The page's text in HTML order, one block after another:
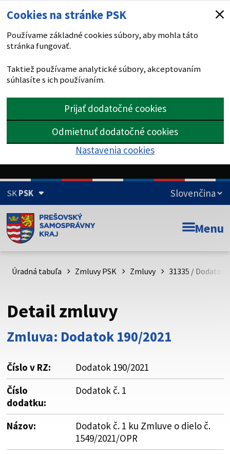
Cookies na stránke PSK
Používame základné cookies súbory, aby mohla táto
stránka fungovať.
Taktiež používame analytické súbory, akceptovaním
súhlasíte s ich používaním.
Prijať dodatočné cookies
Odmietnuť dodatočné cookies
Nastavenia cookies
SKPSK
Doména psk.sk je oficiálna
Toto je oficiálna webová stránka Prešovského
psk.sk.
Buďte pozorní a vždy sa uistite, že zdieľate informácie iba
cez zabezpečenú webovú stránku. Zabezpečená stránka
vždy začína https:// pred názvom domény webového sídla.
Menu
Úradná tabuľa Zmluvy PSK Zmluvy 31335 / Dodatok
Detail zmluvy
Zmluva: Dodatok 190/2021
Číslo v RZ:
Dodatok 190/2021
Číslo
dodatku:
Dodatok č. 1
Názov:
Dodatok č. 1 ku Zmluve o dielo č.
1549/2021/OPR